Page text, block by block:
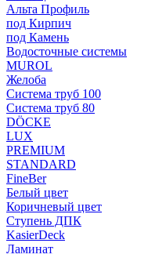
Альта Профиль
под Кирпич
под Камень
Водосточные системы
MUROL
Желоба
Система труб 100
Система труб 80
DÖCKE
LUX
PREMIUM
STANDARD
FineBer
Белый цвет
Коричневый цвет
Ступень ДПК
KasierDeck
Ламинат